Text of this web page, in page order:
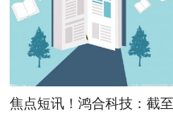
焦点短讯！鸿合科技：截至